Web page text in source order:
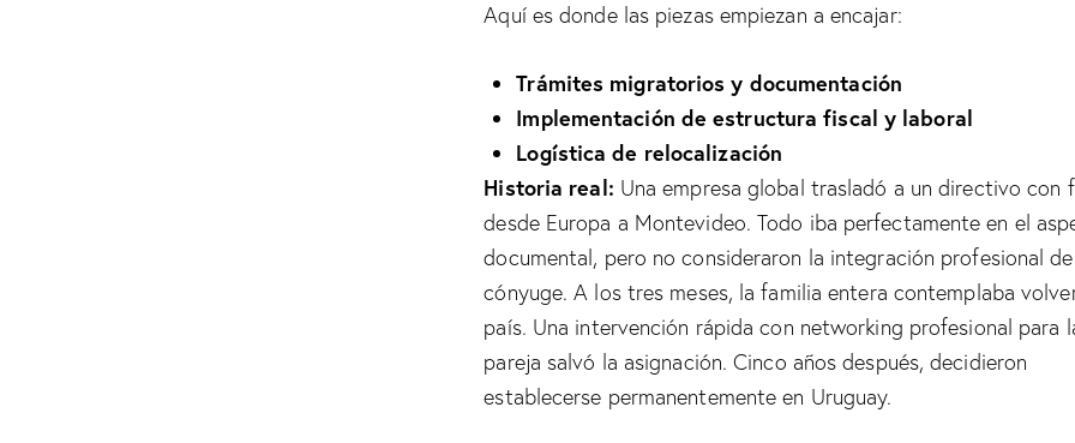
Aquí es donde las piezas empiezan a encajar:
Trámites migratorios y documentación
Implementación de estructura fiscal y laboral
Logística de relocalización
Historia real: Una empresa global trasladó a un directivo con
desde Europa a Montevideo. Todo iba perfectamente en el
documental, pero no consideraron la integración profesional
cónyuge. A los tres meses, la familia entera contemplaba
país. Una intervención rápida con networking profesional para
pareja salvó la asignación. Cinco años después, decidieron
establecerse permanentemente en Uruguay.